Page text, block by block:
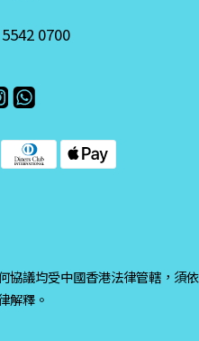
0700
協議均受中國香港法律管轄，須依
解釋。